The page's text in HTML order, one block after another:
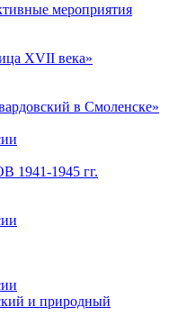
мероприятия
XVII века»
в Смоленске»
1941-1945 гг.
и природный